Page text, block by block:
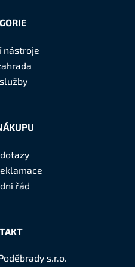
nástroje
řád
s.r.o.